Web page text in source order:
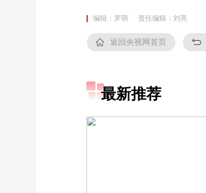
编辑：罗萌 责任编辑：刘亮
返回央视网首页
最新推荐